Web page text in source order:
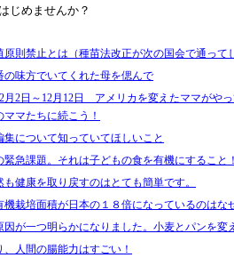
じめませんか？
原則禁止とは（種苗法改正が次の国会で通って
の味方でいてくれた母を偲んで
月2日～12月12日 アメリカを変えたママがや
ママたちに続こう！
集について知っていてほしいこと
緊急課題。それは子どもの食を有機にすること！
も健康を取り戻すのはとても簡単です。
機栽培面積が日本の１８倍になっているのはな
因が一つ明らかになりました。小麦とパンを変
、人間の腸能力はすごい！